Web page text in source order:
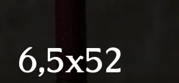
6,5x52